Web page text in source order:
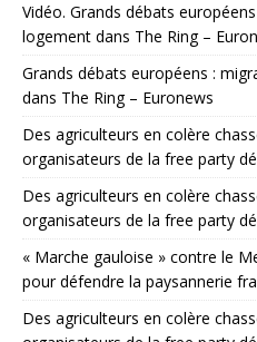
Vidéo. Grands débats
logement dans The Ring –
Grands débats européens :
dans The Ring – Euronews
Des agriculteurs en colère
organisateurs de la free party
Des agriculteurs en colère
organisateurs de la free party
« Marche gauloise » contre le
pour défendre la paysannerie
Des agriculteurs en colère